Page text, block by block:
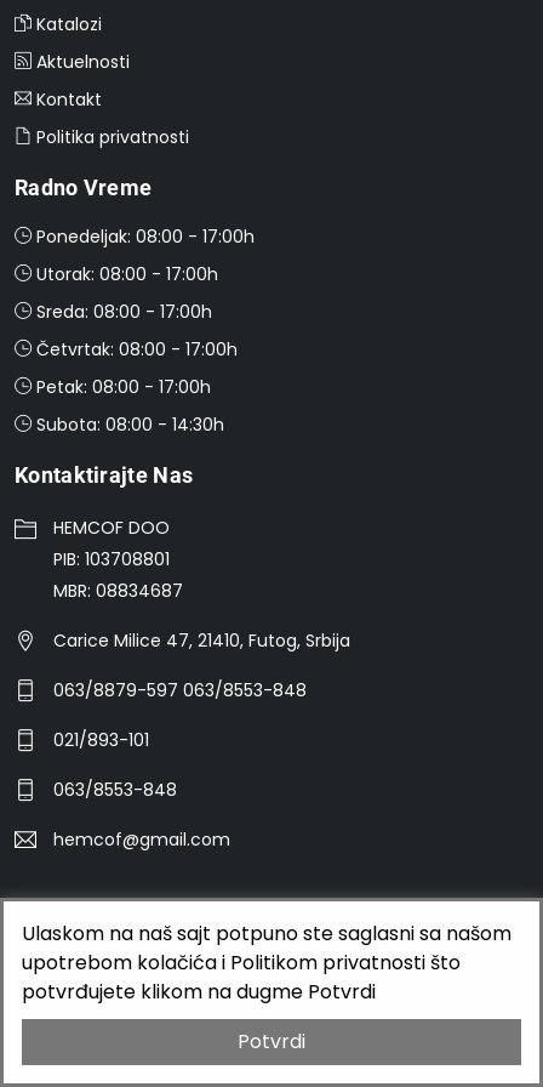
Katalozi
Aktuelnosti
Kontakt
Politika privatnosti
Radno Vreme
Ponedeljak: 08:00 - 17:00h
Utorak: 08:00 - 17:00h
Sreda: 08:00 - 17:00h
Četvrtak: 08:00 - 17:00h
Petak: 08:00 - 17:00h
Subota: 08:00 - 14:30h
Kontaktirajte Nas
HEMCOF DOO
PIB: 103708801
MBR: 08834687
Carice Milice 47, 21410, Futog, Srbija
063/8879-597 063/8553-848
021/893-101
063/8553-848
hemcof@gmail.com
©2026 HEMCOF DOO
BUTOBU - Izrada web sajta i internet prodavnice, optimizacija
sajtova, web marketing
Ulaskom na naš sajt potpuno ste saglasni sa našom
upotrebom kolačića i Politikom privatnosti što
potvrđujete klikom na dugme Potvrdi
Potvrdi